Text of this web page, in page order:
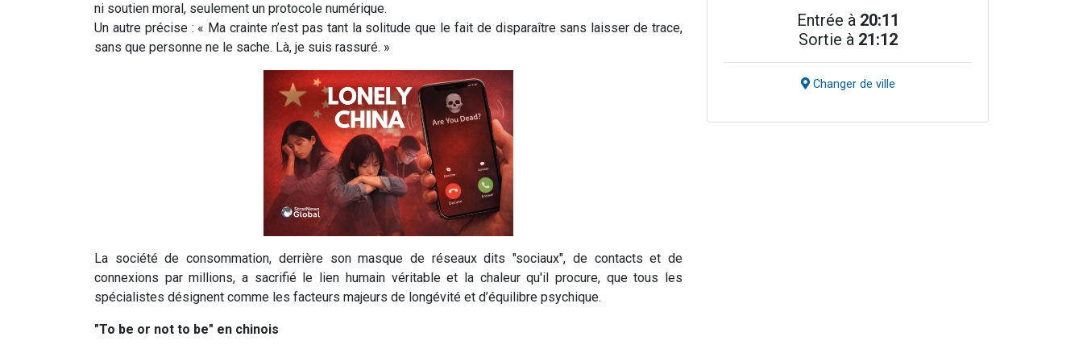
ni soutien moral, seulement un protocole numérique.
Un autre précise : « Ma crainte n’est pas tant la solitude que le fait de disparaître sans laisser de trace,
sans que personne ne le sache. Là, je suis rassuré. »
La société de consommation, derrière son masque de réseaux dits "sociaux", de contacts et de
connexions par millions, a sacrifié le lien humain véritable et la chaleur qu'il procure, que tous les
spécialistes désignent comme les facteurs majeurs de longévité et d’équilibre psychique.
"To be or not to be" en chinois
Entrée à 20:11
Sortie à 21:12
Changer de ville